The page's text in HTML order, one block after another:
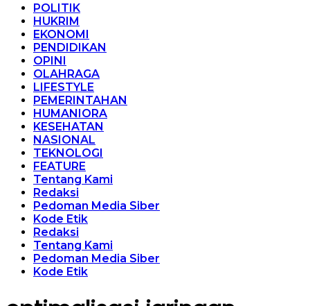
POLITIK
HUKRIM
EKONOMI
PENDIDIKAN
OPINI
OLAHRAGA
LIFESTYLE
PEMERINTAHAN
HUMANIORA
KESEHATAN
NASIONAL
TEKNOLOGI
FEATURE
Tentang Kami
Redaksi
Pedoman Media Siber
Kode Etik
Redaksi
Tentang Kami
Pedoman Media Siber
Kode Etik